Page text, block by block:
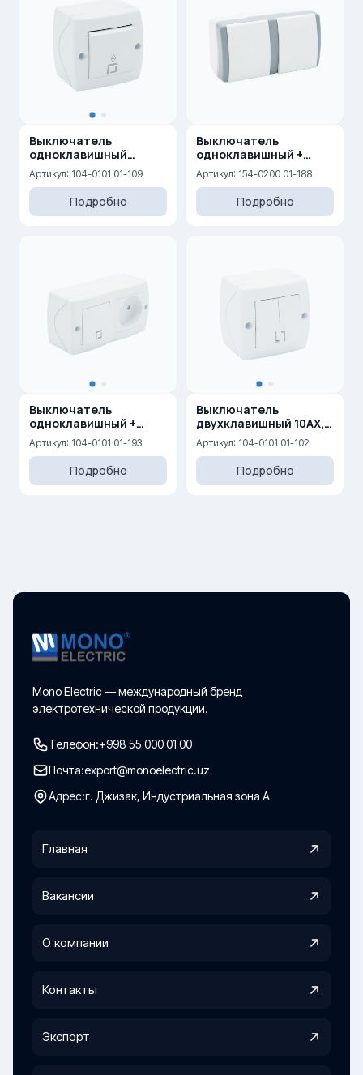
Выключатель
одноклавишный
проходной 10AX, 250 V
Артикул: 104-0101 01-109
Подробно
Выключатель
одноклавишный +
выключатель
одноклавишный
Артикул: 154-0200 01-188
Подробно
Выключатель
одноклавишный +
Розетка с
заземлением и
защитой от детей
Артикул: 104-0101 01-193
Подробно
Выключатель
двухклавишный 10AX,
250 V
Артикул: 104-0101 01-102
Подробно
Mono Electric — международный бренд
электротехнической продукции.
Телефон:+998 55 000 01 00
Почта:export@monoelectric.uz
Адрес:г. Джизак, Индустриальная зона А
Главная
Вакансии
О компании
Контакты
Экспорт